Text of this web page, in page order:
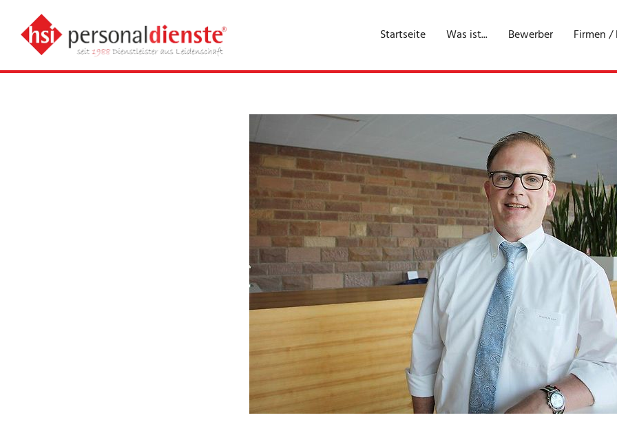
Startseite Was ist... Bewerber Firmen /